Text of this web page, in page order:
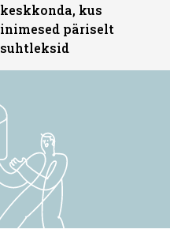
keskkonda, kus
inimesed päriselt
suhtleksid